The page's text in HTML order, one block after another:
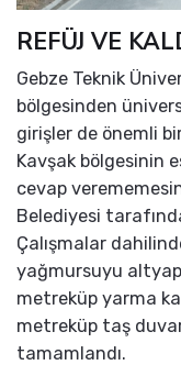
REFÜJ VE
Gebze Teknik
bölgesinden
girişler de önemli
Kavşak bölgesinin
cevap
Belediyesi
Çalışmalar
yağmursuyu
metreküp yarma
metreküp taş
tamamlandı.